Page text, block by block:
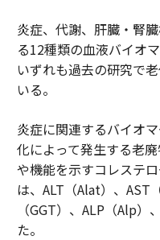
炎症、代謝、肝臓・腎
る12種類の血液バイオ
いずれも過去の研究で
いる。
炎症に関連するバイオ
化によって発生する老
や機能を示すコレステ
は、ALT（Alat）、AST
（GGT）、ALP（Alp
た。